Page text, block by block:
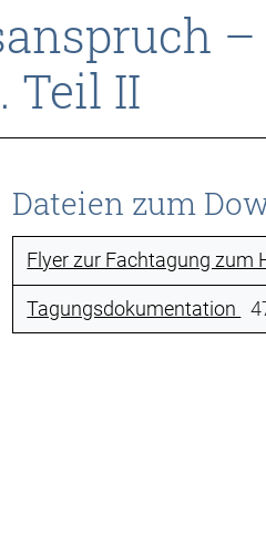
Teil II
Dateien zum
Flyer zur Fachtagung zum
Tagungsdokumentation